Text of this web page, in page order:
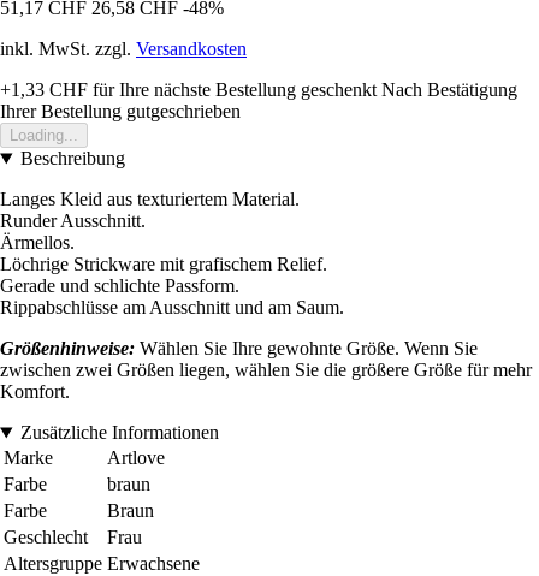
51,17 CHF 26,58 CHF -48%
inkl. MwSt. zzgl. Versandkosten
+1,33 CHF für Ihre nächste Bestellung geschenkt Nach Bestätigung
Ihrer Bestellung gutgeschrieben
Loading...
Beschreibung
Langes Kleid aus texturiertem Material.
Runder Ausschnitt.
Ärmellos.
Löchrige Strickware mit grafischem Relief.
Gerade und schlichte Passform.
Rippabschlüsse am Ausschnitt und am Saum.
Größenhinweise: Wählen Sie Ihre gewohnte Größe. Wenn Sie
zwischen zwei Größen liegen, wählen Sie die größere Größe für mehr
Komfort.
Zusätzliche Informationen
Marke
Artlove
Farbe
braun
Farbe
Braun
Geschlecht
Frau
Altersgruppe Erwachsene